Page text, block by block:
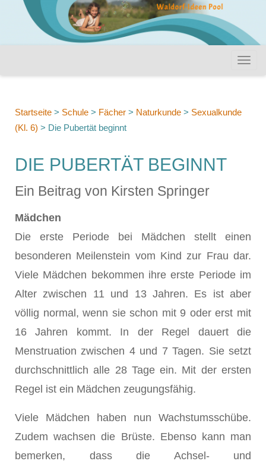
Startseite > Schule > Fächer > Naturkunde > Sexualkunde
(Kl. 6) > Die Pubertät beginnt
DIE PUBERTÄT BEGINNT
Ein Beitrag von Kirsten Springer
Mädchen
Die erste Periode bei Mädchen stellt einen
besonderen Meilenstein vom Kind zur Frau dar.
Viele Mädchen bekommen ihre erste Periode im
Alter zwischen 11 und 13 Jahren. Es ist aber
völlig normal, wenn sie schon mit 9 oder erst mit
16 Jahren kommt. In der Regel dauert die
Menstruation zwischen 4 und 7 Tagen. Sie setzt
durchschnittlich alle 28 Tage ein. Mit der ersten
Regel ist ein Mädchen zeugungsfähig.
Viele Mädchen haben nun Wachstumsschübe.
Zudem wachsen die Brüste. Ebenso kann man
bemerken, dass die Achsel- und